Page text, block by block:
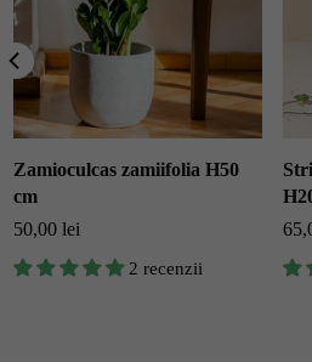
Zamioculcas zamiifolia H50
cm
50,00 lei
2 recenzii
Pret